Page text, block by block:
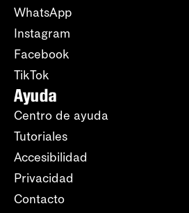
WhatsApp
Instagram
Facebook
TikTok
Ayuda
Centro de ayuda
Tutoriales
Accesibilidad
Privacidad
Contacto